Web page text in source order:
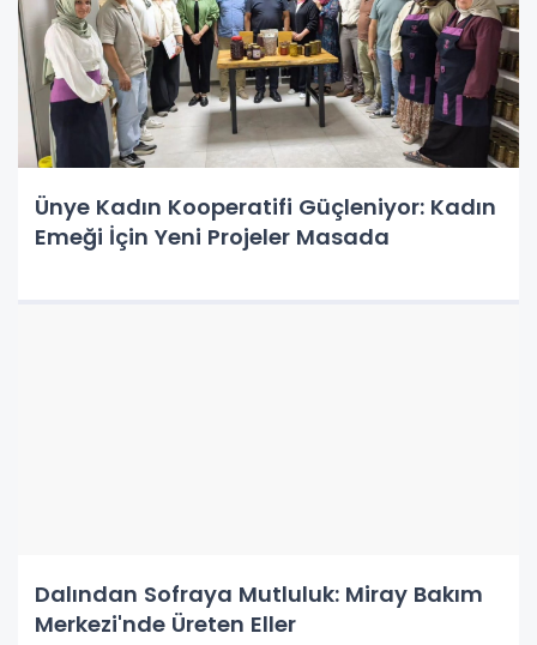
Ünye Kadın Kooperatifi Güçleniyor: Kadın
Emeği İçin Yeni Projeler Masada
Dalından Sofraya Mutluluk: Miray Bakım
Merkezi'nde Üreten Eller